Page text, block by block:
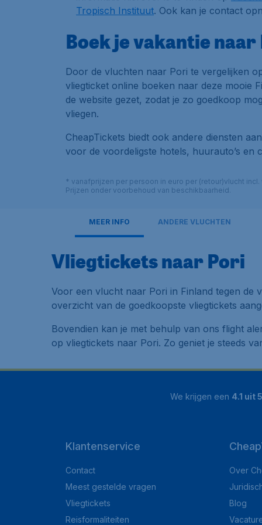
Tropisch Instituut. Ook kan je contact
Boek je vakantie naar
Door de vluchten naar Pori te vergelijken
vliegticket online boeken naar deze mooie
de website gezet, zodat je zo goedkoop
vliegen.
CheapTickets biedt ook andere diensten
voor de voordeligste hotels, huurauto’s en
* vanafprijzen per persoon in euro per (retour)vlucht
Prijzen onder voorbehoud van beschikbaarheid.
MEER INFO ANDERE VLUCHTEN
Vliegtickets naar Pori
Voor een vlucht naar Pori in Finland tegen de
overzicht van de goedkoopste vliegtickets
Bovendien kan je met behulp van ons flight
op vliegtickets naar Pori. Zo geniet je steeds
We krijgen een 4.1 uit 5
Klantenservice
Contact
Meest gestelde vragen
Vliegtickets
Reisformaliteiten
Over
Blog